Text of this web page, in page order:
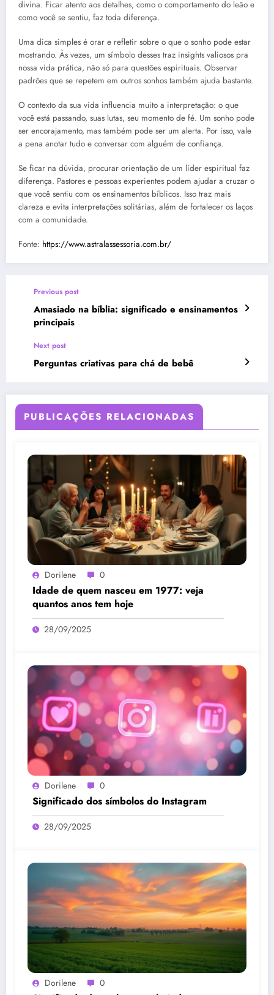
divina. Ficar atento aos detalhes, como o comportamento do leão e
como você se sentiu, faz toda diferença.
Uma dica simples é orar e refletir sobre o que o sonho pode estar
mostrando. Às vezes, um símbolo desses traz insights valiosos pra
nossa vida prática, não só para questões espirituais. Observar
padrões que se repetem em outros sonhos também ajuda bastante.
O contexto da sua vida influencia muito a interpretação: o que
você está passando, suas lutas, seu momento de fé. Um sonho pode
ser encorajamento, mas também pode ser um alerta. Por isso, vale
a pena anotar tudo e conversar com alguém de confiança.
Se ficar na dúvida, procurar orientação de um líder espiritual faz
diferença. Pastores e pessoas experientes podem ajudar a cruzar o
que você sentiu com os ensinamentos bíblicos. Isso traz mais
clareza e evita interpretações solitárias, além de fortalecer os laços
com a comunidade.
Fonte: https://www.astralassessoria.com.br/
Previous post
Amasiado na bíblia: significado e ensinamentos
principais
Next post
Perguntas criativas para chá de bebê
PUBLICAÇÕES RELACIONADAS
Dorilene 0
Idade de quem nasceu em 1977: veja
quantos anos tem hoje
28/09/2025
Dorilene 0
Significado dos símbolos do Instagram
28/09/2025
Dorilene 0